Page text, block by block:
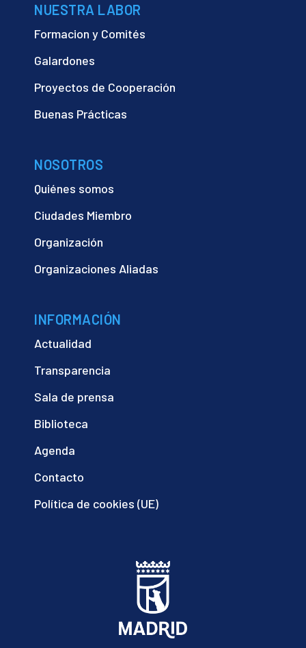
NUESTRA LABOR
Formacion y Comités
Galardones
Proyectos de Cooperación
Buenas Prácticas
NOSOTROS
Quiénes somos
Ciudades Miembro
Organización
Organizaciones Aliadas
INFORMACIÓN
Actualidad
Transparencia
Sala de prensa
Biblioteca
Agenda
Contacto
Política de cookies (UE)